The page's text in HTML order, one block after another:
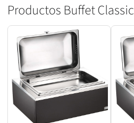
Productos Buffet Classic